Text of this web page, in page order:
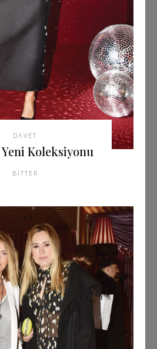
DAVET
Yeni Koleksiyonu
BITTER